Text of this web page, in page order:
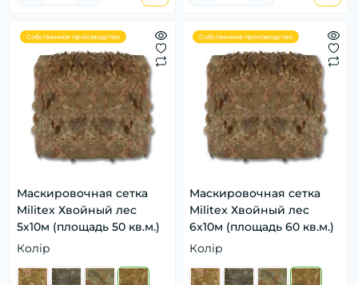
Собственное производство
Маскировочная сетка
Militex Хвойный лес
5х10м (площадь 50 кв.м.)
Колір
Собственное производство
Маскировочная сетка
Militex Хвойный лес
6х10м (площадь 60 кв.м.)
Колір